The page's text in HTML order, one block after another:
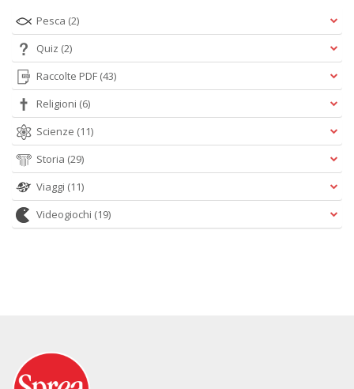
Pesca (2)
Quiz (2)
Raccolte PDF (43)
Religioni (6)
Scienze (11)
Storia (29)
Viaggi (11)
Videogiochi (19)